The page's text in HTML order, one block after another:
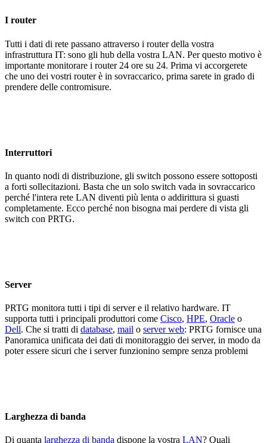
I router
Tutti i dati di rete passano attraverso i router della vostra
infrastruttura IT: sono gli hub della vostra LAN. Per questo motivo è
importante monitorare i router 24 ore su 24. Prima vi accorgerete
che uno dei vostri router è in sovraccarico, prima sarete in grado di
prendere delle contromisure.
Interruttori
In quanto nodi di distribuzione, gli switch possono essere sottoposti
a forti sollecitazioni. Basta che un solo switch vada in sovraccarico
perché l'intera rete LAN diventi più lenta o addirittura si guasti
completamente. Ecco perché non bisogna mai perdere di vista gli
switch con PRTG.
Server
PRTG monitora tutti i tipi di server e il relativo hardware. IT
supporta tutti i principali produttori come Cisco, HPE, Oracle o
Dell. Che si tratti di database, mail o server web: PRTG fornisce una
Panoramica unificata dei dati di monitoraggio dei server, in modo da
poter essere sicuri che i server funzionino sempre senza problemi
Larghezza di banda
Di quanta larghezza di banda dispone la vostra LAN? Quali